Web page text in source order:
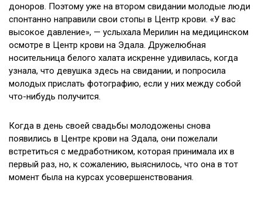
доноров. Поэтому уже на втором свидании молодые люди
спонтанно направили свои стопы в Центр крови. «У вас
высокое давление», — услыхала Мерилин на медицинском
осмотре в Центр крови на Эдала. Дружелюбная
носительница белого халата искренне удивилась, когда
узнала, что девушка здесь на свидании, и попросила
молодых прислать фотографию, если у них между собой
что-нибудь получится.
Когда в день своей свадьбы молодожены снова
появились в Центре крови на Эдала, они пожелали
встретиться с медработником, которая принимала их в
первый раз, но, к сожалению, выяснилось, что она в тот
момент была на курсах усовершенствования.